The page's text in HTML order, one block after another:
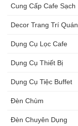
Cung Cấp Cafe Sạch
Decor Trang Trí Quán
Dụng Cụ Lọc Cafe
Dụng Cụ Thiết Bị
Dụng Cụ Tiệc Buffet
Đèn Chùm
Đèn Chuyên Dụng